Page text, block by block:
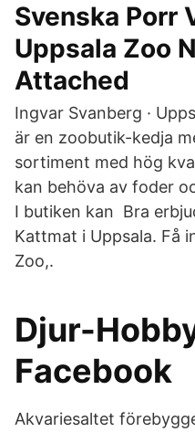
Svenska Porr
Uppsala Zoo
Attached
Ingvar Svanberg ·
är en zoobutik-kedja
sortiment med hög
kan behöva av foder
I butiken kan Bra
Kattmat i Uppsala. Få
Zoo,.
Djur-
Facebook
Akvariesaltet